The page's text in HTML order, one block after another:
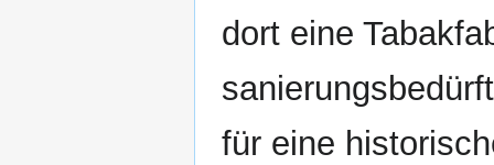
dort eine
für eine